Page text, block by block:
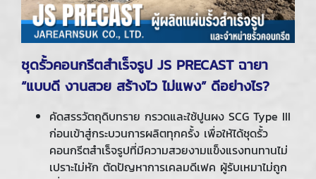
ชุดรั้วคอนกรีตสำเร็จรูป JS PRECAST ฉายา
“แบบดี งานสวย สร้างไว ไม่แพง” ดีอย่างไร?
คัดสรรวัตถุดิบทราย กรวดและใช้ปูนผง SCG Type III
ก่อนเข้าสู่กระบวนการผลิตทุกครั้ง เพื่อให้ได้ชุดรั้ว
คอนกรีตสำเร็จรูปที่มีความสวยงามแข็งแรงทนทานไม่
เปราะไม่หัก ตัดปัญหาการเคลมดีเฟค ผู้รับเหมาไม่ถูก